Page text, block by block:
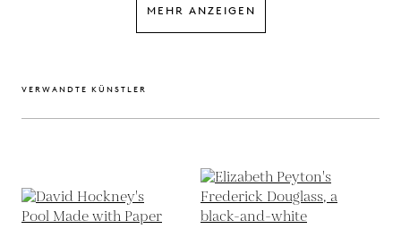
MEHR ANZEIGEN
VERWANDTE KÜNSTLER